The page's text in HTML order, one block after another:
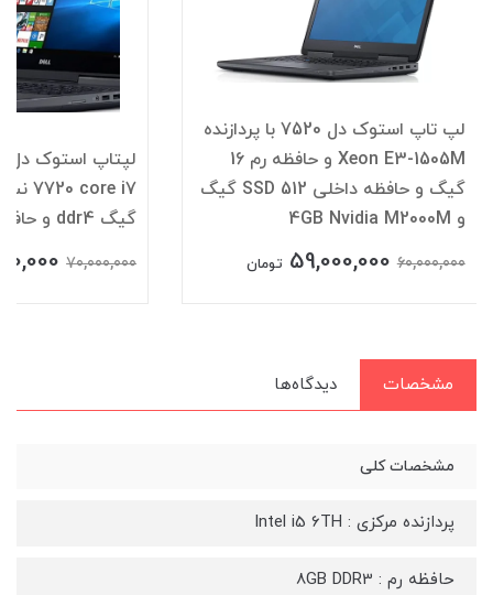
لپ تاپ استوک دل 7520 با پردازنده
Xeon E3-1505M و حافظه رم 16
گیگ و حافظه داخلی SSD 512 گیگ
و 4GB Nvidia M2000M
60,000,000
59,000,000 تومان
گیگ ddr4 و حافظه SSD 512 گیگ
70,000,000
مشخصات دیدگاه‌ها
مشخصات کلی
پردازنده مرکزی : Intel i5 6TH
حافظه رم : 8GB DDR3